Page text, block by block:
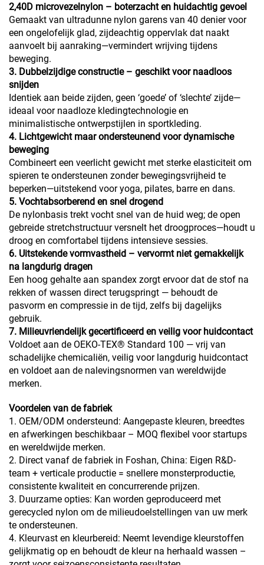
2,40D microvezelnylon – boterzacht en huidachtig gevoel
Gemaakt van ultradunne nylon garens van 40 denier voor
een ongelofelijk glad, zijdeachtig oppervlak dat naakt
aanvoelt bij aanraking—vermindert wrijving tijdens
beweging.
3. Dubbelzijdige constructie – geschikt voor naadloos
snijden
Identiek aan beide zijden, geen ‘goede’ of ‘slechte’ zijde—
ideaal voor naadloze kledingtechnologie en
minimalistische ontwerpstijlen in sportkleding.
4. Lichtgewicht maar ondersteunend voor dynamische
beweging
Combineert een veerlicht gewicht met sterke elasticiteit om
spieren te ondersteunen zonder bewegingsvrijheid te
beperken—uitstekend voor yoga, pilates, barre en dans.
5. Vochtabsorberend en snel drogend
De nylonbasis trekt vocht snel van de huid weg; de open
gebreide stretchstructuur versnelt het droogproces—houdt u
droog en comfortabel tijdens intensieve sessies.
6. Uitstekende vormvastheid – vervormt niet gemakkelijk
na langdurig dragen
Een hoog gehalte aan spandex zorgt ervoor dat de stof na
rekken of wassen direct terugspringt — behoudt de
pasvorm en compressie in de tijd, zelfs bij dagelijks
gebruik.
7. Milieuvriendelijk gecertificeerd en veilig voor huidcontact
Voldoet aan de OEKO-TEX® Standard 100 — vrij van
schadelijke chemicaliën, veilig voor langdurig huidcontact
en voldoet aan de nalevingsnormen van wereldwijde
merken.
Voordelen van de fabriek
1. OEM/ODM ondersteund: Aangepaste kleuren, breedtes
en afwerkingen beschikbaar – MOQ flexibel voor startups
en wereldwijde merken.
2. Direct vanaf de fabriek in Foshan, China: Eigen R&D-
team + verticale productie = snellere monsterproductie,
consistente kwaliteit en concurrerende prijzen.
3. Duurzame opties: Kan worden geproduceerd met
gerecycled nylon om de milieudoelstellingen van uw merk
te ondersteunen.
4. Kleurvast en kleurbereid: Neemt levendige kleurstoffen
gelijkmatig op en behoudt de kleur na herhaald wassen –